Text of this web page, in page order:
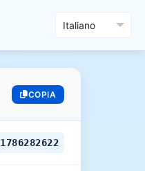
COPIA
1786282623